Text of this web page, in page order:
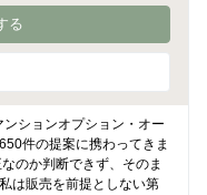
る
ションオプション・オー
件の提案に携わってきま
のか判断できず、そのま
は販売を前提としない第